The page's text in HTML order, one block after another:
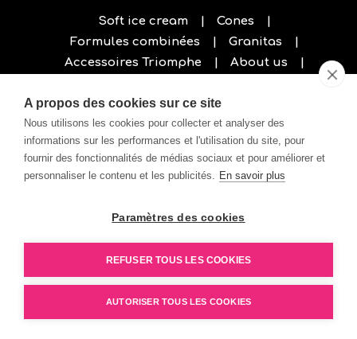
Soft ice cream
Cones
Formules combinées
Granitas
Accessoires Triomphe
About us
A propos des cookies sur ce site
Nous utilisons les cookies pour collecter et analyser des
informations sur les performances et l'utilisation du site, pour
fournir des fonctionnalités de médias sociaux et pour améliorer et
personnaliser le contenu et les publicités. En savoir plus
Paramètres des cookies
REFUSER TOUS LES COOKIES
AUTORISER TOUS LES COOKIES